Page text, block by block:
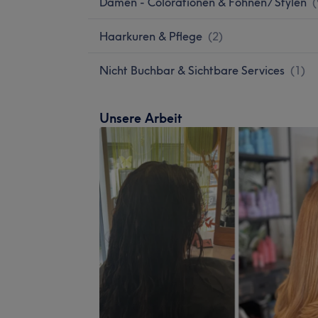
Haarkuren & Pflege (2)
Nicht Buchbar & Sichtbare Services (1)
Unsere Arbeit